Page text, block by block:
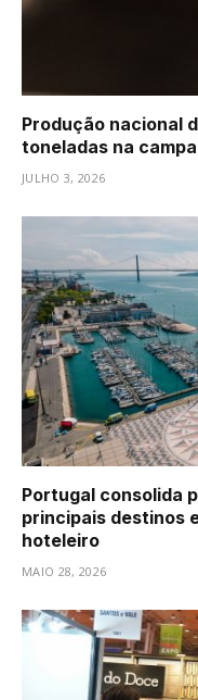
Produção nacional
toneladas na
JULHO 3, 2026
Portugal consolida
principais destinos
hoteleiro
MAIO 28, 2026